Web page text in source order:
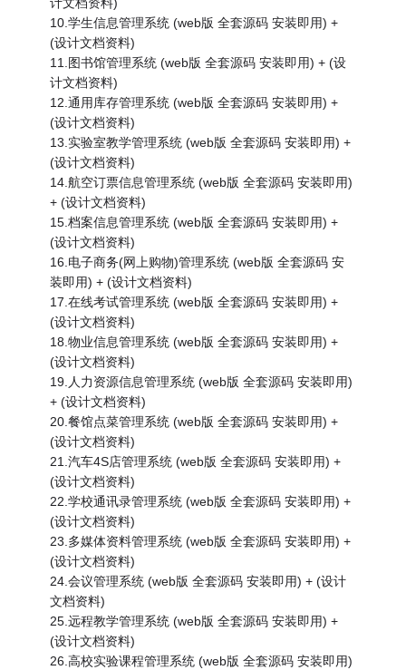
计文档资料)
10.学生信息管理系统 (web版 全套源码 安装即用) +
(设计文档资料)
11.图书馆管理系统 (web版 全套源码 安装即用) + (设
计文档资料)
12.通用库存管理系统 (web版 全套源码 安装即用) +
(设计文档资料)
13.实验室教学管理系统 (web版 全套源码 安装即用) +
(设计文档资料)
14.航空订票信息管理系统 (web版 全套源码 安装即用)
+ (设计文档资料)
15.档案信息管理系统 (web版 全套源码 安装即用) +
(设计文档资料)
16.电子商务(网上购物)管理系统 (web版 全套源码 安
装即用) + (设计文档资料)
17.在线考试管理系统 (web版 全套源码 安装即用) +
(设计文档资料)
18.物业信息管理系统 (web版 全套源码 安装即用) +
(设计文档资料)
19.人力资源信息管理系统 (web版 全套源码 安装即用)
+ (设计文档资料)
20.餐馆点菜管理系统 (web版 全套源码 安装即用) +
(设计文档资料)
21.汽车4S店管理系统 (web版 全套源码 安装即用) +
(设计文档资料)
22.学校通讯录管理系统 (web版 全套源码 安装即用) +
(设计文档资料)
23.多媒体资料管理系统 (web版 全套源码 安装即用) +
(设计文档资料)
24.会议管理系统 (web版 全套源码 安装即用) + (设计
文档资料)
25.远程教学管理系统 (web版 全套源码 安装即用) +
(设计文档资料)
26.高校实验课程管理系统 (web版 全套源码 安装即用)